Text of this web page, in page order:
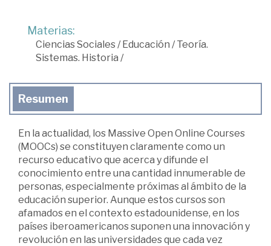
Materias:
Ciencias Sociales /Educación /Teoría.
Sistemas. Historia /
Resumen
En la actualidad, los Massive Open Online Courses
(MOOCs) se constituyen claramente como un
recurso educativo que acerca y difunde el
conocimiento entre una cantidad innumerable de
personas, especialmente próximas al ámbito de la
educación superior. Aunque estos cursos son
afamados en el contexto estadounidense, en los
países iberoamericanos suponen una innovación y
revolución en las universidades que cada vez